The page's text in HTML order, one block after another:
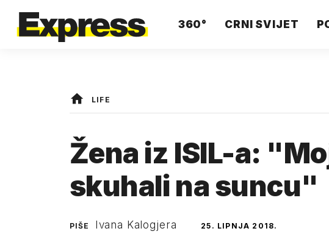
360° CRNI SVIJET
LIFE
Žena iz ISIL-a:
skuhali na suncu"
PIŠE Ivana Kalogjera 25. LIPNJA 2018.